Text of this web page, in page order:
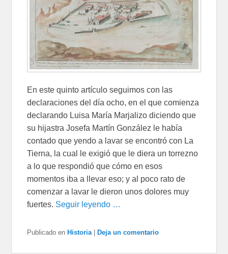
En este quinto artículo seguimos con las
declaraciones del día ocho, en el que comienza
declarando Luisa María Marjalizo diciendo que
su hijastra Josefa Martín González le había
contado que yendo a lavar se encontró con La
Tierna, la cual le exigió que le diera un torrezno
a lo que respondió que cómo en esos
momentos iba a llevar eso; y al poco rato de
comenzar a lavar le dieron unos dolores muy
fuertes. Seguir leyendo …
Publicado en Historia Deja un comentario